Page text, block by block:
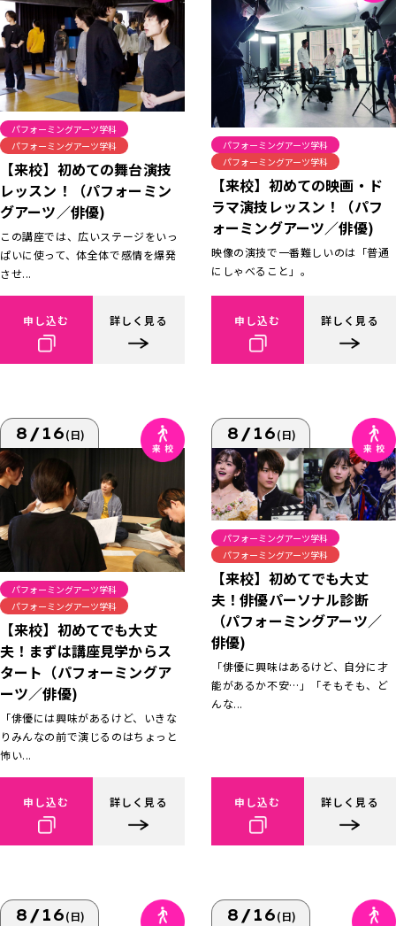
パフォーミングアーツ学科
パフォーミングアーツ学科
【来校】初めての舞台演技
レッスン！（パフォーミン
グアーツ／俳優)
この講座では、広いステージをいっ
ぱいに使って、体全体で感情を爆発
させ...
申し込む 詳しく見る
パフォーミングアーツ学科
パフォーミングアーツ学科
【来校】初めての映画・ド
ラマ演技レッスン！（パフ
ォーミングアーツ／俳優)
映像の演技で一番難しいのは「普通
にしゃべること」。
申し込む 詳しく見る
8/16(日)
パフォーミングアーツ学科
パフォーミングアーツ学科
【来校】初めてでも大丈
夫！まずは講座見学からス
タート（パフォーミングア
ーツ／俳優)
「俳優には興味があるけど、いきな
りみんなの前で演じるのはちょっと
怖い...
申し込む 詳しく見る
8/16(日)
パフォーミングアーツ学科
パフォーミングアーツ学科
【来校】初めてでも大丈
夫！俳優パーソナル診断
（パフォーミングアーツ／
俳優)
「俳優に興味はあるけど、自分に才
能があるか不安…」「そもそも、ど
んな...
申し込む 詳しく見る
8/16(日) 8/16(日)